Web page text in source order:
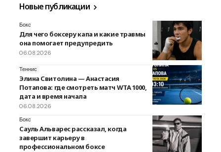
Новые публикации
Бокс
Для чего боксеру капа и какие травмы
она помогает предупредить
06.08.2026
Теннис
Элина Свитолина — Анастасия
Потапова: где смотреть матч WTA 1000,
дата и время начала
06.08.2026
Бокс
Сауль Альварес рассказал, когда
завершит карьеру в
профессиональном боксе